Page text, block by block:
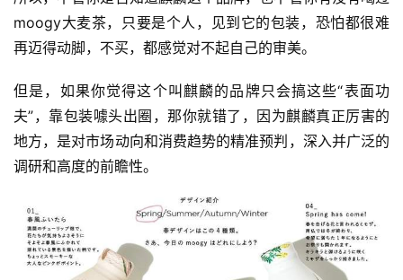
moogy大麦茶，只要是个人，见到它的包装，恐怕都很难
再迈得动脚，不买，都感觉对不起自己的审美。
但是，如果你觉得这个叫麒麟的品牌只会搞这些“表面功
夫”，靠包装噱头出圈，那你就错了，因为麒麟真正厉害的
地方，是对市场动向和消费趋势的精准预判，深入并广泛的
调研和高度的前瞻性。